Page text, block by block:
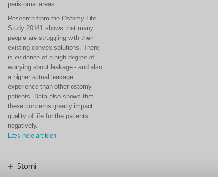
peristomal areas.
Research from the Ostomy Life
Study 20141 shows that many
people are struggling with their
existing convex solutions. There
is evidence of a high degree of
worrying about leakage - and also
a higher actual leakage
experience than other ostomy
patients. Data also shows that
these concerns greatly impact
quality of life for the patients
negatively.
Læs hele artiklen
Stomi